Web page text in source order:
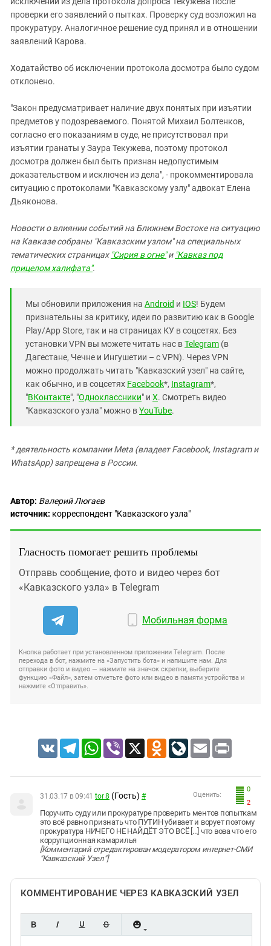
проверки его заявлений о пытках. Проверку суд возложил на
прокуратуру. Аналогичное решение суд принял и в отношении
заявлений Карова.
Ходатайство об исключении протокола досмотра было судом
отклонено.
"Закон предусматривает наличие двух понятых при изъятии
предметов у подозреваемого. Понятой Михаил Болтенков,
согласно его показаниям в суде, не присутствовал при
изъятии гранаты у Заура Текужева, поэтому протокол
досмотра должен был быть признан недопустимым
доказательством и исключен из дела", - прокомментировала
ситуацию с протоколами "Кавказскому узлу" адвокат Елена
Дьяконова.
Новости о влиянии событий на Ближнем Востоке на ситуацию
на Кавказе собраны "Кавказским узлом" на специальных
тематических страницах "Сирия в огне"и "Кавказ под
прицелом халифата".
Мы обновили приложения на Android и IOS! Будем
признательны за критику, идеи по развитию как в Google
Play/App Store, так и на страницах КУ в соцсетях. Без
установки VPN вы можете читать нас вTelegram (в
Дагестане, Чечне и Ингушетии – с VPN). Через VPN
можно продолжать читать "Кавказский узел" на сайте,
как обычно, и в соцсетях Facebook*, Instagram*,
"ВКонтакте", "Одноклассники" и X. Смотреть видео
"Кавказского узла" можно вYouTube.
* деятельность компании Meta (владеет Facebook, Instagram и
WhatsApp) запрещена в России.
Автор: Валерий Люгаев
источник: корреспондент "Кавказского узла"
Гласность помогает решить проблемы
Отправь сообщение, фото и видео через бот
«Кавказского узла» в Telegram
Мобильная форма
Кнопка работает при установленном приложении Telegram. После
перехода в бот, нажмите на «Запустить бота» и напишите нам. Для
отправки фото и видео — нажмите на значок скрепки, выберите
функцию «Файл», затем отметьте фото или видео в памяти устройства и
нажмите «Отправить».
VK TelegramWhatsApp
Viber X Odnoklassniki
LiveJournal
Email Print
0
2
Оценить:
31.03.17 в 09:41 tor 8 (Гость) #
Поручить суду или прокуратуре проверить ментов попыткам
это всё равно признать что ПУТИН убивает и ворует поэтому
прокуратура НИЧЕГО НЕ НАЙДЁТ ЭТО ВСЁ [...] что вова что его
коррупционная камарилья
[Комментарий отредактирован модератором интернет-СМИ
"Кавказский Узел"]
КОММЕНТИРОВАНИЕ ЧЕРЕЗ КАВКАЗСКИЙ УЗЕЛ